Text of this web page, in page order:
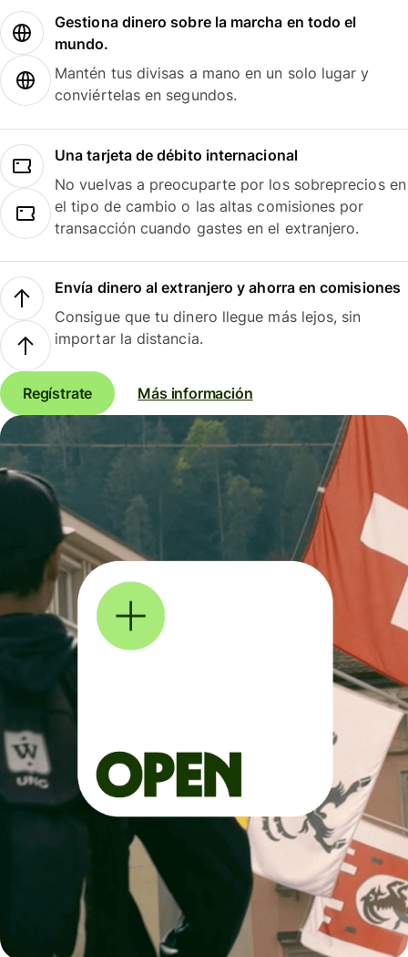
Gestiona dinero sobre la marcha en todo el
mundo.
Mantén tus divisas a mano en un solo lugar y
conviértelas en segundos.
Una tarjeta de débito internacional
No vuelvas a preocuparte por los sobreprecios en
el tipo de cambio o las altas comisiones por
transacción cuando gastes en el extranjero.
Envía dinero al extranjero y ahorra en comisiones
Consigue que tu dinero llegue más lejos, sin
importar la distancia.
Regístrate Más información